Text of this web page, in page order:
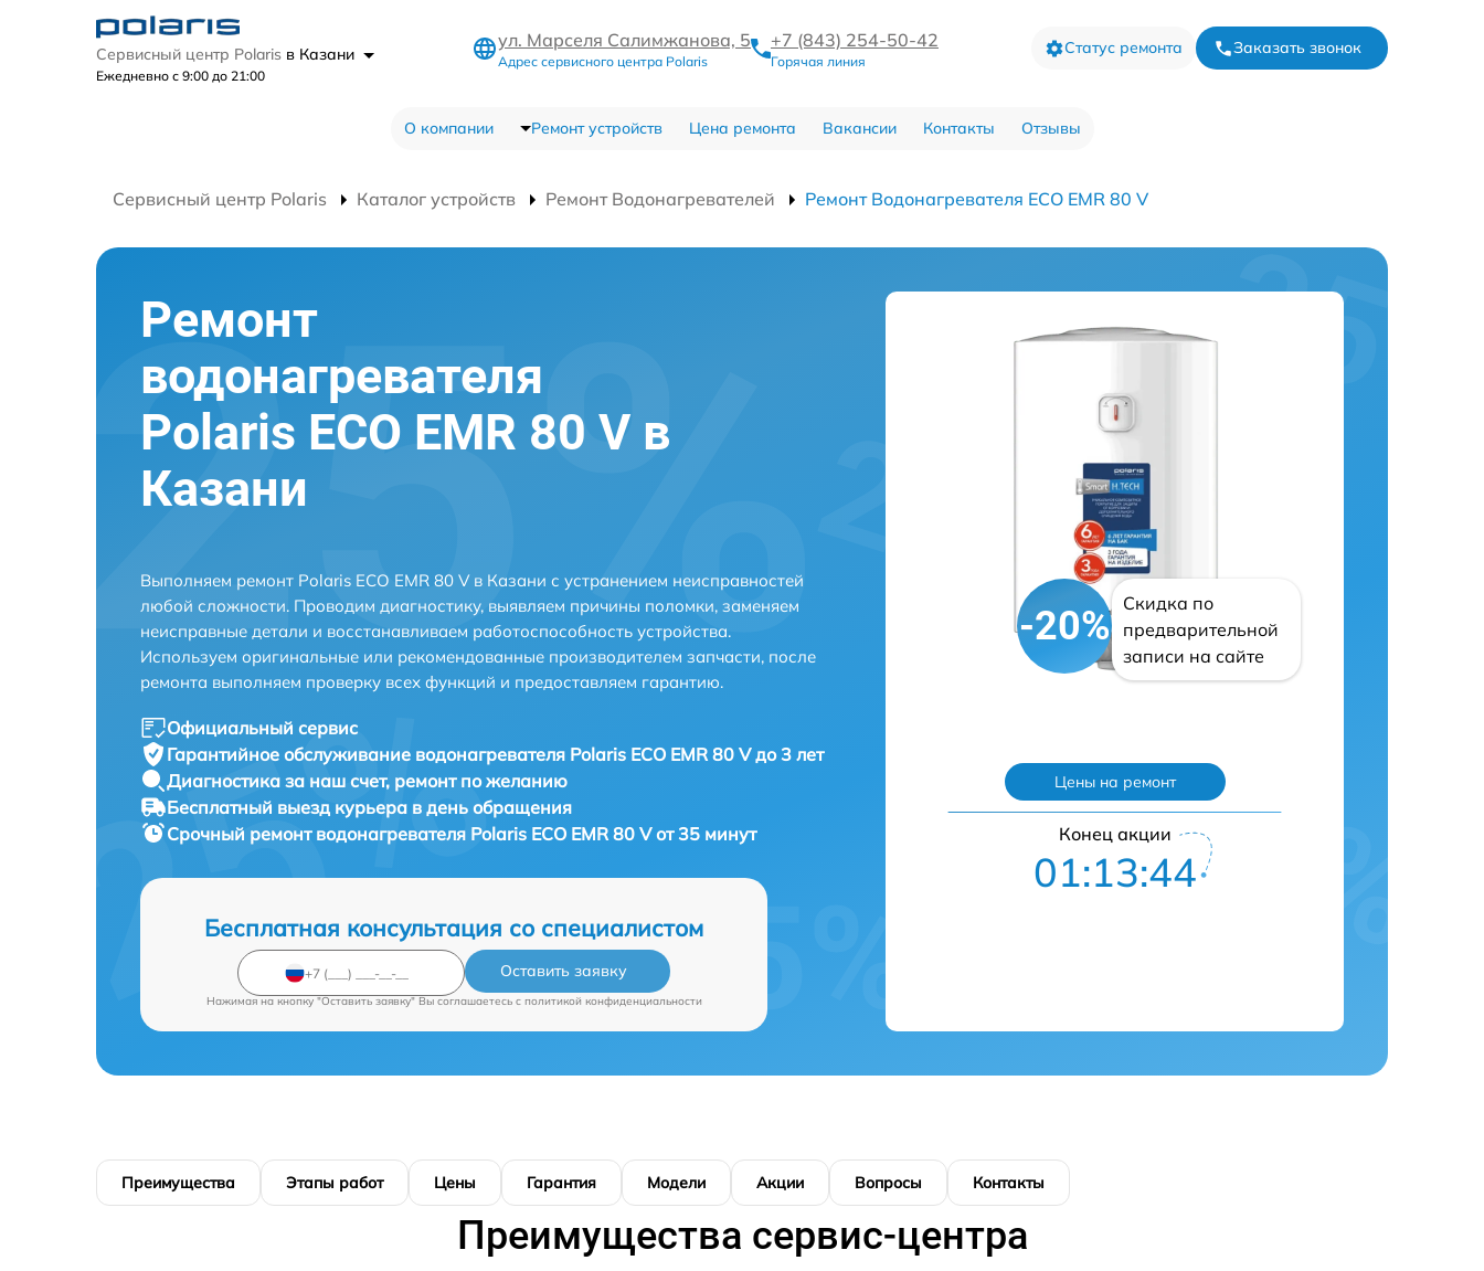
Сервисный центр Polaris в Казани
Ежедневно с 9:00 до 21:00
ул. Марселя Салимжанова, 5
Адрес сервисного центра Polaris
+7 (843) 254-50-42
Горячая линия
Статус ремонта Заказать звонок
О компании Ремонт устройств Цена ремонта Вакансии Контакты Отзывы
Сервисный центр Polaris Каталог устройств Ремонт Водонагревателей Ремонт Водонагревателя ECO EMR 80 V
Ремонт
водонагревателя
Polaris ECO EMR 80 V в
Казани
Выполняем ремонт Polaris ECO EMR 80 V в Казани с устранением неисправностей
любой сложности. Проводим диагностику, выявляем причины поломки, заменяем
неисправные детали и восстанавливаем работоспособность устройства.
Используем оригинальные или рекомендованные производителем запчасти, после
ремонта выполняем проверку всех функций и предоставляем гарантию.
Официальный сервис
Гарантийное обслуживание водонагревателя Polaris ECO EMR 80 V до 3 лет
Диагностика за наш счет, ремонт по желанию
Бесплатный выезд курьера в день обращения
Срочный ремонт водонагревателя Polaris ECO EMR 80 V от 35 минут
Бесплатная консультация со специалистом
Оставить заявку
Нажимая на кнопку "Оставить заявку" Вы соглашаетесь c политикой конфиденциальности
-20%
Скидка по
предварительной
записи на сайте
Цены на ремонт
Конец акции
01:13:43
Преимущества Этапы работ Цены Гарантия Модели Акции Вопросы Контакты
Преимущества сервис-центра